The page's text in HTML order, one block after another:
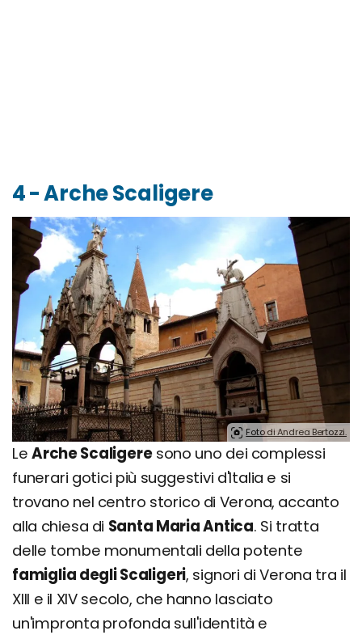
4 - Arche Scaligere
Foto di Andrea Bertozzi.
Le Arche Scaligeresono uno dei complessi
funerari gotici più suggestivi d'Italia e si
trovano nel centro storico di Verona, accanto
alla chiesa di Santa Maria Antica. Si tratta
delle tombe monumentali della potente
famiglia degli Scaligeri, signori di Verona tra il
XIII e il XIV secolo, che hanno lasciato
un'impronta profonda sull'identità e